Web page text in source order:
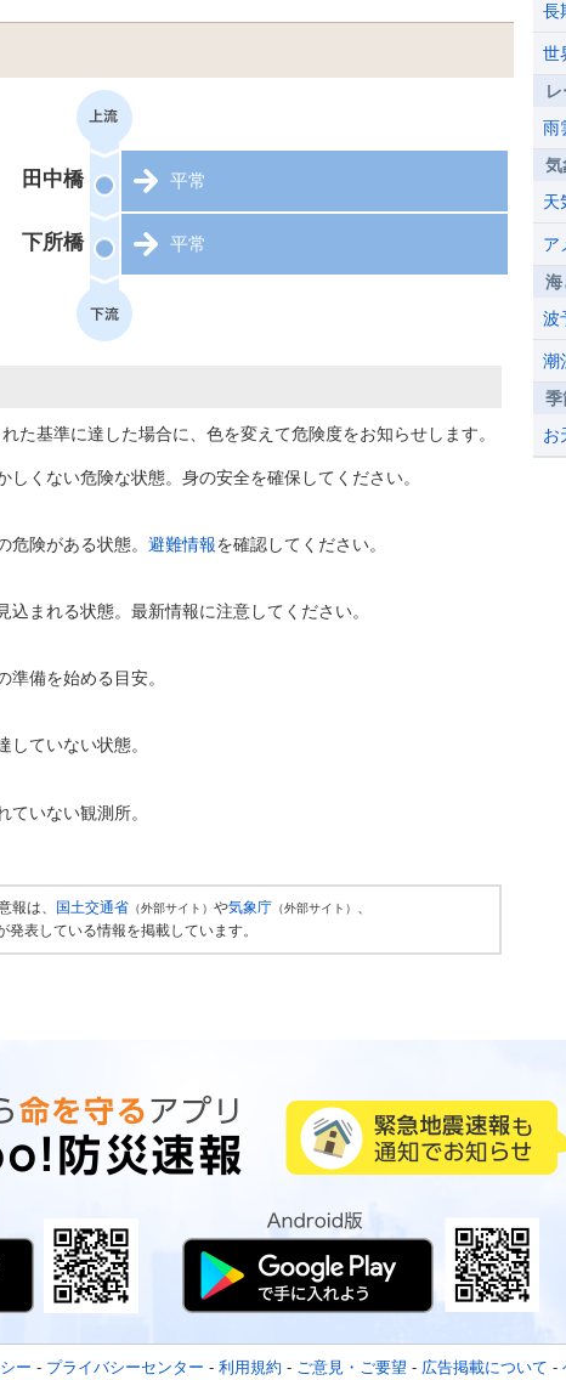
田中橋 平常
下所橋 平常
た基準に達した場合に、色を変えて危険度をお知らせします。
しくない危険な状態。身の安全を確保してください。
危険がある状態。 避難情報を確認してください。
込まれる状態。最新情報に注意してください。
準備を始める目安。
していない状態。
ていない観測所。
報は、 国土交通省 （外部サイト） や気象庁 （外部サイト） 、
発表している情報を掲載しています。
長
世
雨
気
天
ア
海
波
潮
季
お
ー - プライバシーセンター - 利用規約 - ご意見・ご要望 - 広告掲載について -